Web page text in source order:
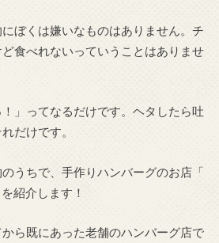
ぼくは嫌いなものはありません。チ
食べれないっていうことはありませ
」ってなるだけです。ヘタしたら吐
だけです。
うちで、手作りハンバーグのお店「
紹介します！
ら既にあった老舗のハンバーグ店で